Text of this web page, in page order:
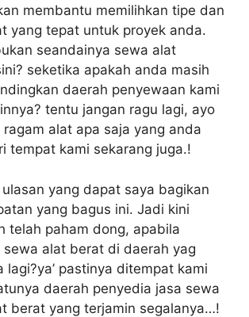
membantu memilihkan tipe dan
yang tepat untuk proyek anda.
seandainya sewa alat
seketika apakah anda masih
daerah penyewaan kami
tentu jangan ragu lagi, ayo
alat apa saja yang anda
tempat kami sekarang juga.!
yang dapat saya bagikan
yang bagus ini. Jadi kini
telah paham dong, apabila
sewa alat berat di daerah yag
lagi?ya’ pastinya ditempat kami
daerah penyedia jasa sewa
berat yang terjamin segalanya…!